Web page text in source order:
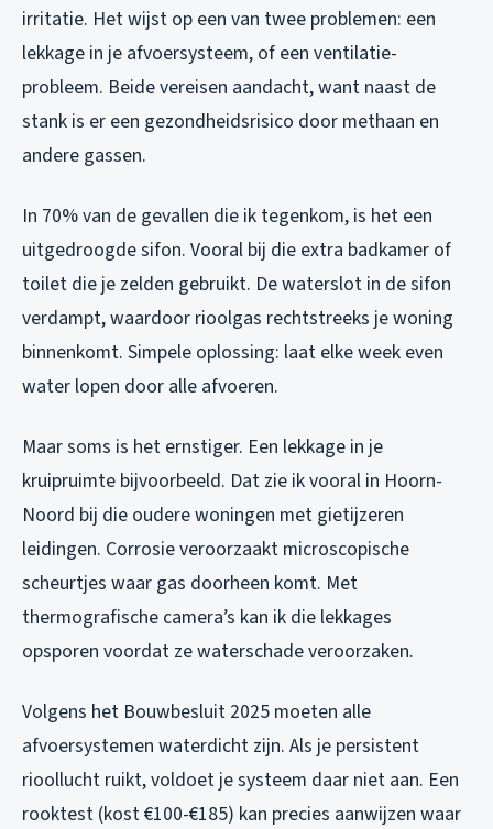
irritatie. Het wijst op een van twee problemen: een
lekkage in je afvoersysteem, of een ventilatie-
probleem. Beide vereisen aandacht, want naast de
stank is er een gezondheidsrisico door methaan en
andere gassen.
In 70% van de gevallen die ik tegenkom, is het een
uitgedroogde sifon. Vooral bij die extra badkamer of
toilet die je zelden gebruikt. De waterslot in de sifon
verdampt, waardoor rioolgas rechtstreeks je woning
binnenkomt. Simpele oplossing: laat elke week even
water lopen door alle afvoeren.
Maar soms is het ernstiger. Een lekkage in je
kruipruimte bijvoorbeeld. Dat zie ik vooral in Hoorn-
Noord bij die oudere woningen met gietijzeren
leidingen. Corrosie veroorzaakt microscopische
scheurtjes waar gas doorheen komt. Met
thermografische camera’s kan ik die lekkages
opsporen voordat ze waterschade veroorzaken.
Volgens het Bouwbesluit 2025 moeten alle
afvoersystemen waterdicht zijn. Als je persistent
rioollucht ruikt, voldoet je systeem daar niet aan. Een
rooktest (kost €100-€185) kan precies aanwijzen waar